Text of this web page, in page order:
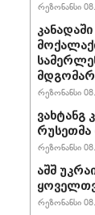
რეზონანსი
რეზონანსი
ვახტანგ
რეზონანსი
აშშ
რეზონანსი